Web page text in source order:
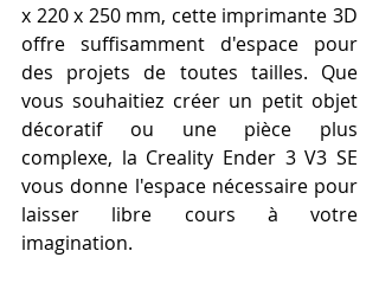
x 220 x 250 mm, cette imprimante 3D
offre suffisamment d'espace pour
des projets de toutes tailles. Que
vous souhaitiez créer un petit objet
décoratif ou une pièce plus
complexe, la Creality Ender 3 V3 SE
vous donne l'espace nécessaire pour
laisser libre cours à votre
imagination.